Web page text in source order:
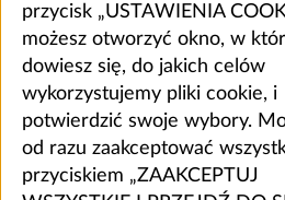
przycisk „USTAWIENIA
możesz otworzyć okno, w
dowiesz się, do jakich celów
wykorzystujemy pliki cookie, i
potwierdzić swoje wybory.
od razu zaakceptować
przyciskiem „ZAAKCEPTUJ